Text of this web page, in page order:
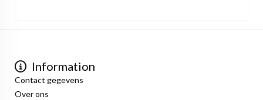
Information
Contact gegevens
Over ons